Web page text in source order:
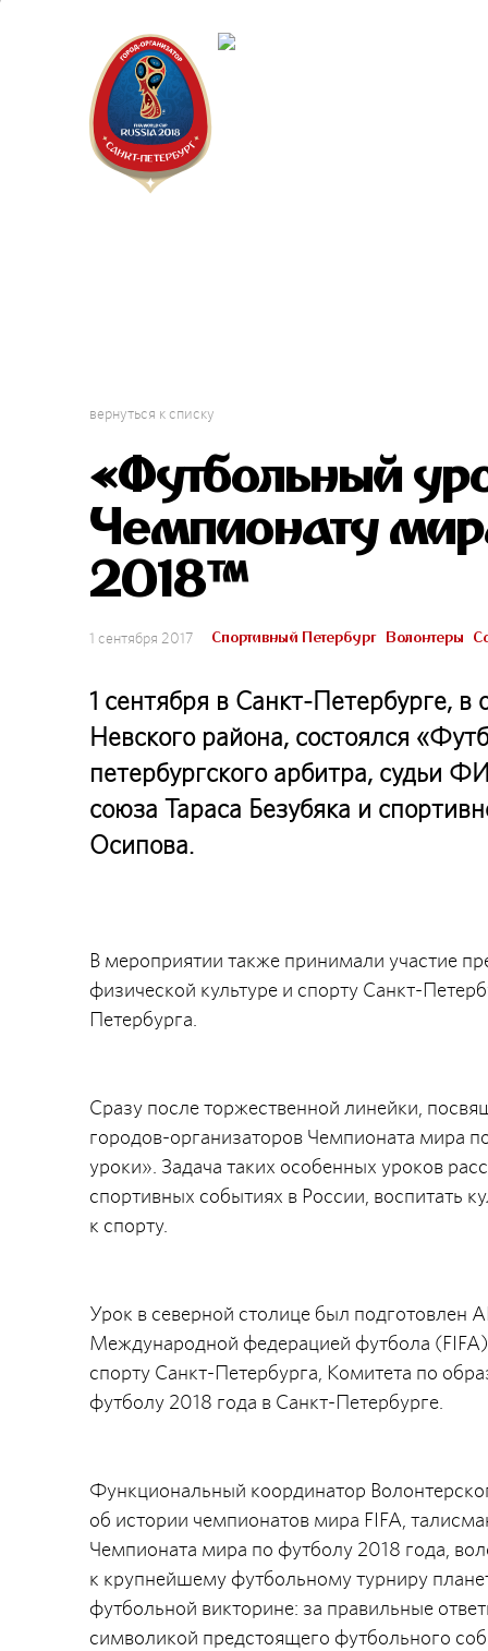
вернуться к списку
«Футбольный
Чемпионату
2018™
1 сентября 2017 Спортивный Петербург Волонтеры
1 сентября в Санкт-Петербурге,
Невского района, состоялся
петербургского арбитра, судьи
союза Тараса Безубяка и
Осипова.
В мероприятии также принимали участие
физической культуре и спорту Санкт-
Петербурга.
Сразу после торжественной линейки,
городов-организаторов Чемпионата мира
уроки». Задача таких особенных уроков
спортивных событиях в России, воспитать
к спорту.
Урок в северной столице был
Международной федерацией футбола
спорту Санкт-Петербурга, Комитета по
футболу 2018 года в Санкт-Петербурге.
Функциональный координатор
об истории чемпионатов мира FIFA,
Чемпионата мира по футболу 2018 года,
к крупнейшему футбольному турниру
футбольной викторине: за правильные
символикой предстоящего футбольного